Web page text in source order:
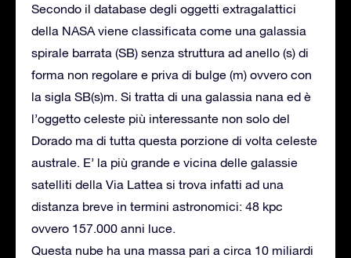
Secondo il database degli oggetti extragalattici
della NASA viene classificata come una galassia
spirale barrata (SB) senza struttura ad anello (s) di
forma non regolare e priva di bulge (m) ovvero con
la sigla SB(s)m. Si tratta di una galassia nana ed è
l’oggetto celeste più interessante non solo del
Dorado ma di tutta questa porzione di volta celeste
australe. E’ la più grande e vicina delle galassie
satelliti della Via Lattea si trova infatti ad una
distanza breve in termini astronomici: 48 kpc
ovvero 157.000 anni luce.
Questa nube ha una massa pari a circa 10 miliardi